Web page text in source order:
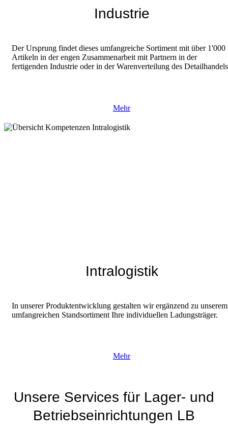
Industrie
Der Ursprung findet dieses umfangreiche Sortiment mit über 1'000
Artikeln in der engen Zusammenarbeit mit Partnern in der
fertigenden Industrie oder in der Warenverteilung des
Mehr
Intralogistik
In unserer Produktentwicklung gestalten wir ergänzend zu unserem
umfangreichen Standsortiment Ihre individuellen Ladungsträger.
Mehr
Unsere Services für Lager- und
Betriebseinrichtungen LB